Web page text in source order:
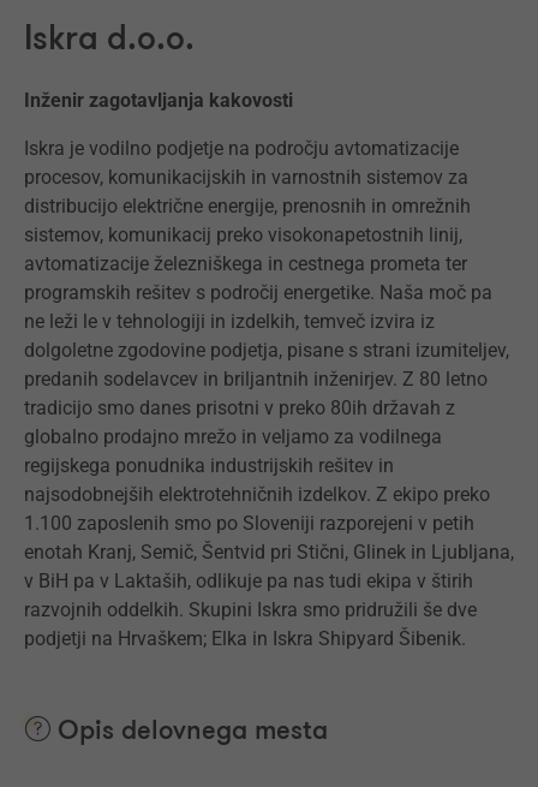
Iskra d.o.o.
Inženir zagotavljanja kakovosti
Iskra je vodilno podjetje na področju avtomatizacije
procesov, komunikacijskih in varnostnih sistemov za
distribucijo električne energije, prenosnih in omrežnih
sistemov, komunikacij preko visokonapetostnih linij,
avtomatizacije železniškega in cestnega prometa ter
programskih rešitev s področij energetike. Naša moč pa
ne leži le v tehnologiji in izdelkih, temveč izvira iz
dolgoletne zgodovine podjetja, pisane s strani izumiteljev,
predanih sodelavcev in briljantnih inženirjev. Z 80 letno
tradicijo smo danes prisotni v preko 80ih državah z
globalno prodajno mrežo in veljamo za vodilnega
regijskega ponudnika industrijskih rešitev in
najsodobnejših elektrotehničnih izdelkov. Z ekipo preko
1.100 zaposlenih smo po Sloveniji razporejeni v petih
enotah Kranj, Semič, Šentvid pri Stični, Glinek in Ljubljana,
v BiH pa v Laktaših, odlikuje pa nas tudi ekipa v štirih
razvojnih oddelkih. Skupini Iskra smo pridružili še dve
podjetji na Hrvaškem; Elka in Iskra Shipyard Šibenik.
Opis delovnega mesta